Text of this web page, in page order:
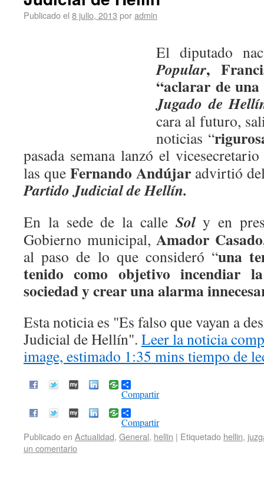
Publicado el 8 julio, 2013 poradmin
El diputado
Popular,
“aclarar de
Jugado de
cara al futuro,
noticias “
pasada semana lanzó el
las que Fernando Andújar advirtió
Partido Judicial de Hellín.
En la sede de la calle Soly en
Gobierno municipal, Amador
al paso de lo que consideró “una
tenido como objetivo incendiar
sociedad y crear una alarma
Esta noticia es Es falso que vayan a
Judicial de Hellín . Leer la noticia
image, estimado 1:35 mins tiempo de
Compartir
Compartir
Publicado en Actualidad, General, hellin | Etiquetado hellin,
un comentario